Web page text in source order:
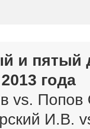
и пятый
года
vs.
И.В.